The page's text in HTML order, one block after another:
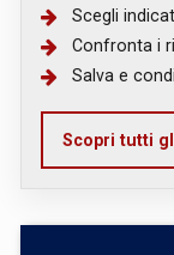
Scegli
Confronta i
Salva e
Scopri tutti